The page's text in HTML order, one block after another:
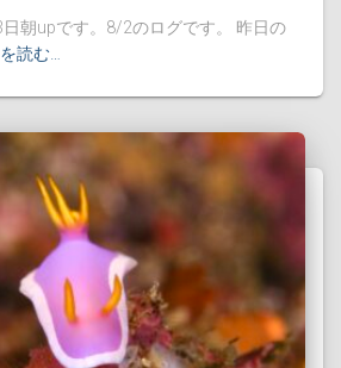
朝upです。8/2のログです。 昨日の
読む…